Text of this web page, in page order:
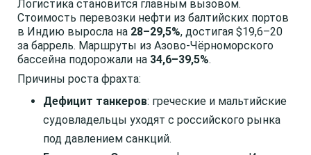
Логистика становится главным вызовом.
Стоимость перевозки нефти из балтийских портов
в Индию выросла на 28–29,5%, достигая $19,6–20
за баррель. Маршруты из Азово-Чёрноморского
бассейна подорожали на 34,6–39,5%.
Причины роста фрахта:
Дефицит танкеров: греческие и мальтийские
судовладельцы уходят с российского рынка
под давлением санкций.